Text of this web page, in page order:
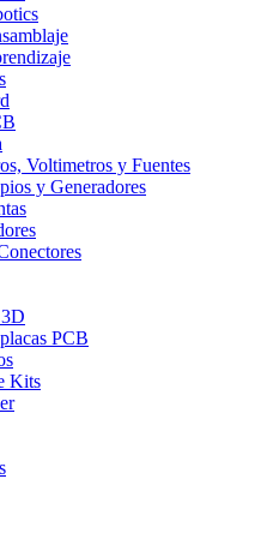
Voltimetros y Fuentes
y Generadores
PCB
Kits